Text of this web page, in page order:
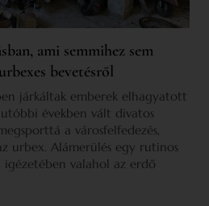
ami semmihez sem
bevetésről
járkáltak emberek elhagyatott
években vált divatos
a városfelfedezés,
urbex. Alámerülés egy rutinos
igézetében valahol az erdő